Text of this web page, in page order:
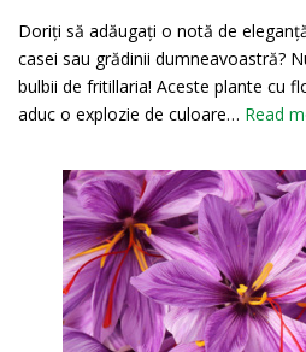
Doriți să adăugați o notă de
casei sau grădinii dumneavoastră?
bulbii de fritillaria! Aceste plante cu
aduc o explozie de culoare… Read